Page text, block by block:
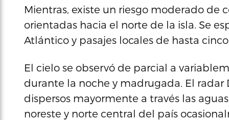
Mientras, existe un riesgo moderado de
orientadas hacia el norte de la isla. Se
Atlántico y pasajes locales de hasta
El cielo se observó de parcial a
durante la noche y madrugada. El
dispersos mayormente a través las
noreste y norte central del país